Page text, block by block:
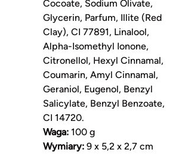
Cocoate, Sodium Olivate,
Glycerin, Parfum, Illite (Red
Clay), CI 77891, Linalool,
Alpha-Isomethyl Ionone,
Citronellol, Hexyl Cinnamal,
Coumarin, Amyl Cinnamal,
Geraniol, Eugenol, Benzyl
Salicylate, Benzyl Benzoate,
CI 14720.
Waga:100 g
Wymiary:9 x 5,2 x 2,7 cm